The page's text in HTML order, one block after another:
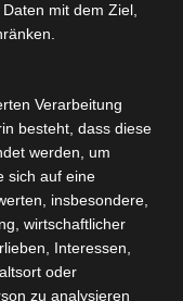
„Ich
und
genau
und
eigentlich
Hofreiter
mit dem Ziel,
Verarbeitung
besteht, dass diese
werden, um
sich auf eine
insbesondere,
wirtschaftlicher
Interessen,
oder
zu analysieren